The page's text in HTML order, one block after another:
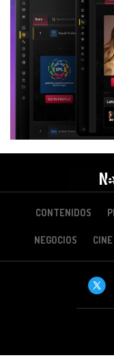
CONTENIDOS
NEGOCIOS CINE